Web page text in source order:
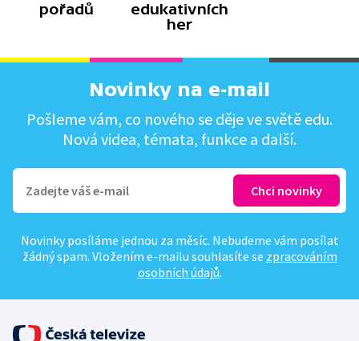
pořadů
edukativních
her
Novinky na e-mail
Pošleme vám, co nového se děje ve světě edu.
Nová videa, témata, funkce a další.
Novinky posíláme jednou za měsíc. Nebudeme vám posílat
žádný spam. Vložením e-mailu souhlasíte se zpracováním
osobních údajů.